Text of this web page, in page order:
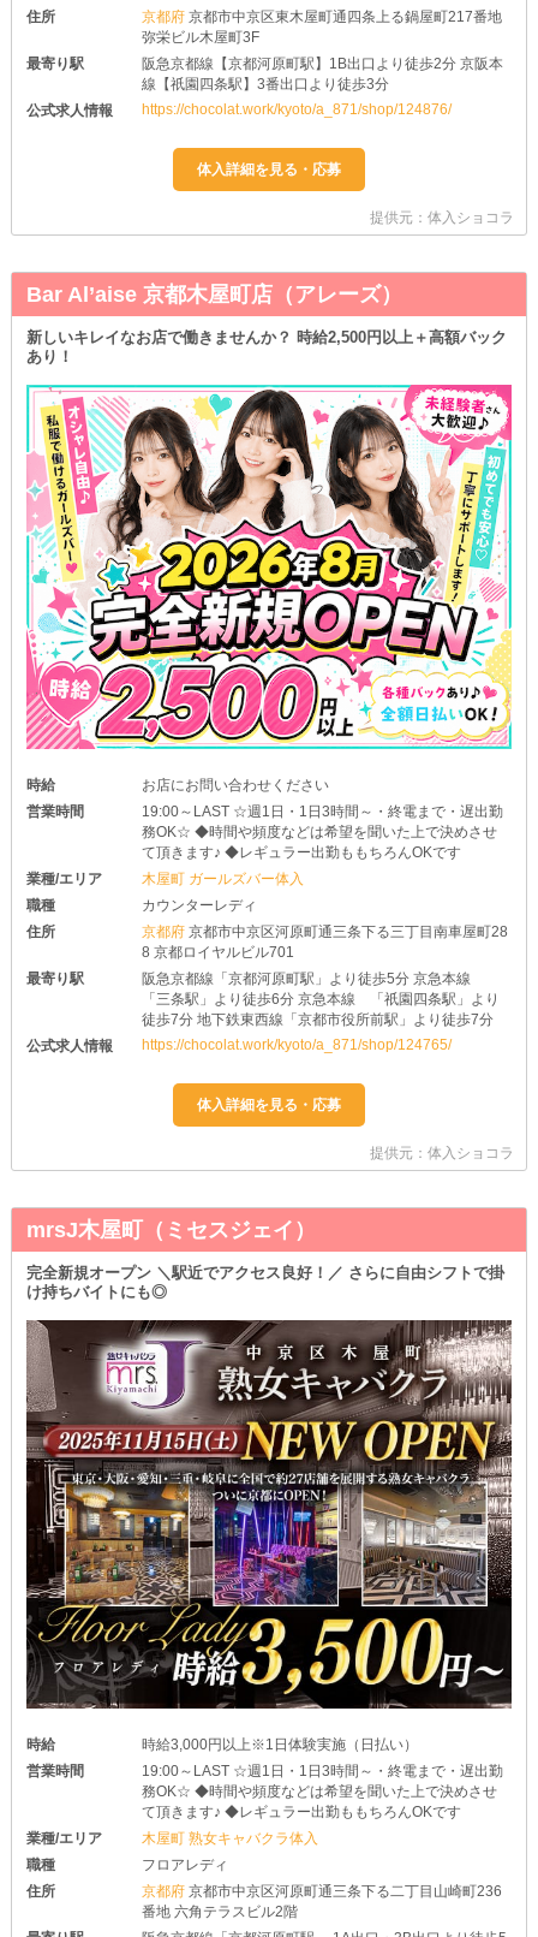
住所
京都府京都市中京区東木屋町通四条上る鍋屋町217番地
弥栄ビル木屋町3F
最寄り駅
阪急京都線【京都河原町駅】1B出口より徒歩2分 京阪本
線【祇園四条駅】3番出口より徒歩3分
公式求人情報
https://chocolat.work/kyoto/a_871/shop/124876/
提供元：体入ショコラ
Bar Al’aise 京都木屋町店（アレーズ）
新しいキレイなお店で働きませんか？ 時給2,500円以上＋高額バック
あり！
時給
お店にお問い合わせください
営業時間
19:00～LAST ☆週1日・1日3時間～・終電まで・遅出勤
務OK☆ ◆時間や頻度などは希望を聞いた上で決めさせ
て頂きます♪ ◆レギュラー出勤ももちろんOKです
業種/エリア
木屋町 ガールズバー体入
職種
カウンターレディ
住所
京都府京都市中京区河原町通三条下る三丁目南車屋町28
8 京都ロイヤルビル701
最寄り駅
阪急京都線「京都河原町駅」より徒歩5分 京急本線
「三条駅」より徒歩6分 京急本線 「祇園四条駅」より
徒歩7分 地下鉄東西線「京都市役所前駅」より徒歩7分
公式求人情報
https://chocolat.work/kyoto/a_871/shop/124765/
提供元：体入ショコラ
mrsJ木屋町（ミセスジェイ）
完全新規オープン ＼駅近でアクセス良好！／ さらに自由シフトで掛
け持ちバイトにも◎
時給
時給3,000円以上※1日体験実施（日払い）
営業時間
19:00～LAST ☆週1日・1日3時間～・終電まで・遅出勤
務OK☆ ◆時間や頻度などは希望を聞いた上で決めさせ
て頂きます♪ ◆レギュラー出勤ももちろんOKです
業種/エリア
木屋町 熟女キャバクラ体入
職種
フロアレディ
住所
京都府京都市中京区河原町通三条下る二丁目山崎町236
番地 六角テラスビル2階